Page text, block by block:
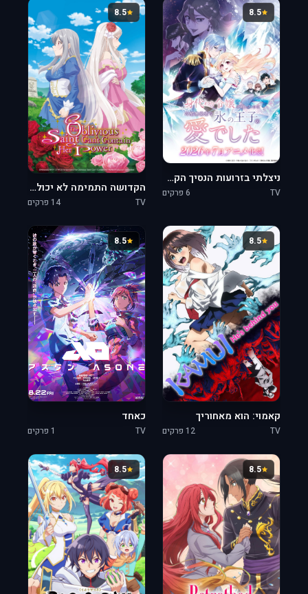
8.5
ניצלתי בזרועות הנסיך הקפוא
TV 6 פרקים
8.5
הקדושה התמימה לא יכולה להכיל את כוחה
TV 14 פרקים
8.5
קאמוי: הוא מאחוריך
TV 12 פרקים
8.5
כאחד
TV 1 פרקים
8.5
8.5